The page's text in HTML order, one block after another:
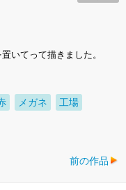
いてって描きました。
メガネ
工場
前の作品